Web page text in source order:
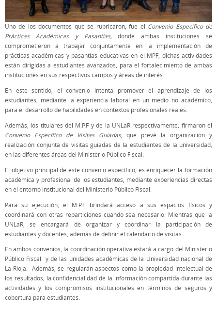
Uno de los documentos que se rubricaron, fue el Convenio Específico de
Prácticas Académicas y Pasantías,donde ambas instituciones se
comprometieron a trabajar conjuntamente en la implementación de
prácticas académicas y pasantías educativas en el MPF; dichas actividades
están dirigidas a estudiantes avanzados, para el fortalecimiento de ambas
instituciones en sus respectivos campos y áreas de interés.
En este sentido, el convenio intenta promover el aprendizaje de los
estudiantes, mediante la experiencia laboral en un medio no académico,
para el desarrollo de habilidades en contextos profesionales reales.
Además, los titulares del M.P.F y de la UNLaR respectivamente; firmaron el
Convenio Específico de Visitas Guiadas,que prevé la organización y
realización conjunta de visitas guiadas de la estudiantes de la universidad,
en las diferentes áreas del Ministerio Público Fiscal.
El objetivo principal de este convenio específico, es enriquecer la formación
académica y profesional de los estudiantes, mediante experiencias directas
en el entorno institucional del Ministerio Público Fiscal.
Para su ejecución, el M.P.F brindará acceso a sus espacios físicos y
coordinará con otras reparticiones cuando sea necesario. Mientras que la
UNLaR, se encargará de organizar y coordinar la participación de
estudiantes y docentes, además de definir el calendario de visitas.
En ambos convenios, la coordinación operativa estará a cargo del Ministerio
Público Fiscal y de las unidades académicas de la Universidad nacional de
La Rioja. Además, se regularán aspectos como la propiedad intelectual de
los resultados, la confidencialidad de la información compartida durante las
actividades y los compromisos institucionales en términos de seguros y
cobertura para estudiantes.